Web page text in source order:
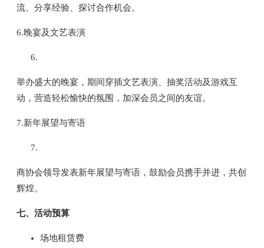
流、分享经验、探讨合作机会。
6.晚宴及文艺表演
举办盛大的晚宴，期间穿插文艺表演、抽奖活动及游戏互
动，营造轻松愉快的氛围，加深会员之间的友谊。
7.新年展望与寄语
商协会领导发表新年展望与寄语，鼓励会员携手并进，共创
辉煌。
七、活动预算
场地租赁费